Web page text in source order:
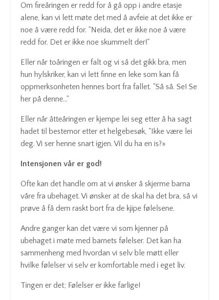
Om fireåringen er redd for å gå opp i andre etasje
alene, kan vi lett møte det med å avfeie at det ikke er
noe å være redd for. "Neida, det er ikke noe å være
redd for. Det er ikke noe skummelt der!"
Eller når toåringen er falt og vi så det gikk bra, men
hun hylskriker, kan vi lett finne en leke som kan få
oppmerksonheten hennes bort fra fallet. "Så så. Se! Se
her på denne..."
Eller når åtteåringen er kjempe lei seg etter å ha sagt
hadet til bestemor etter et helgebesøk, "Ikke være lei
deg. Vi ser henne snart igjen. Vil du ha en is?»
Intensjonen vår er god!
Ofte kan det handle om at vi ønsker å skjerme barna
våre fra ubehaget. Vi ønsker at de skal ha det bra, så vi
prøve å få dem raskt bort fra de kjipe følelsene.
Andre ganger kan det være vi som kjenner på
ubehaget i møte med barnets følelser. Det kan ha
sammenheng med hvordan vi selv ble møtt eller
hvilke følelser vi selv er komfortable med i eget liv.
Tingen er det; Følelser er ikke farlige!